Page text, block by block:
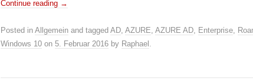
Continue reading →
Posted in Allgemein and tagged AD, AZURE, AZURE AD, Enterprise,
Windows 10 on 5. Februar 2016 by Raphael .